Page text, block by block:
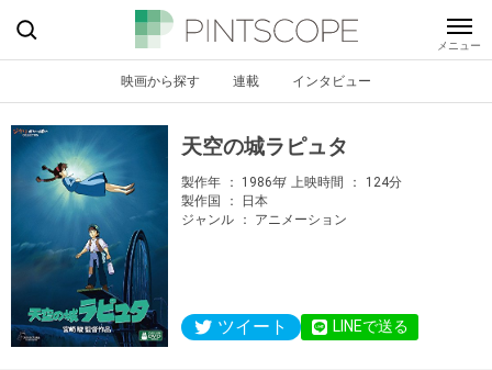
映画から探す 連載 インタビュー
天空の城ラピュタ
製作年 1986年 上映時間
124分
製作国
日本
ジャンル
アニメーション
ツイート LINEで送る